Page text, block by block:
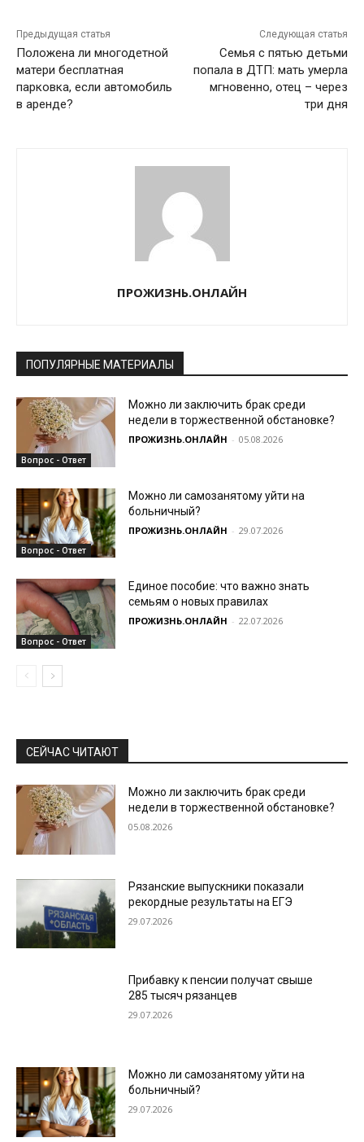
Предыдущая статья
Положена ли многодетной
матери бесплатная
парковка, если автомобиль
в аренде?
Следующая статья
Семья с пятью детьми
попала в ДТП: мать умерла
мгновенно, отец – через
три дня
ПРОЖИЗНЬ.ОНЛАЙН
ПОПУЛЯРНЫЕ МАТЕРИАЛЫ
Вопрос - Ответ
Можно ли заключить брак среди
недели в торжественной обстановке?
ПРОЖИЗНЬ.ОНЛАЙН - 05.08.2026
Вопрос - Ответ
Можно ли самозанятому уйти на
больничный?
ПРОЖИЗНЬ.ОНЛАЙН - 29.07.2026
Вопрос - Ответ
Единое пособие: что важно знать
семьям о новых правилах
ПРОЖИЗНЬ.ОНЛАЙН - 22.07.2026
СЕЙЧАС ЧИТАЮТ
Можно ли заключить брак среди
недели в торжественной обстановке?
05.08.2026
Рязанские выпускники показали
рекордные результаты на ЕГЭ
29.07.2026
Прибавку к пенсии получат свыше
285 тысяч рязанцев
29.07.2026
Можно ли самозанятому уйти на
больничный?
29.07.2026